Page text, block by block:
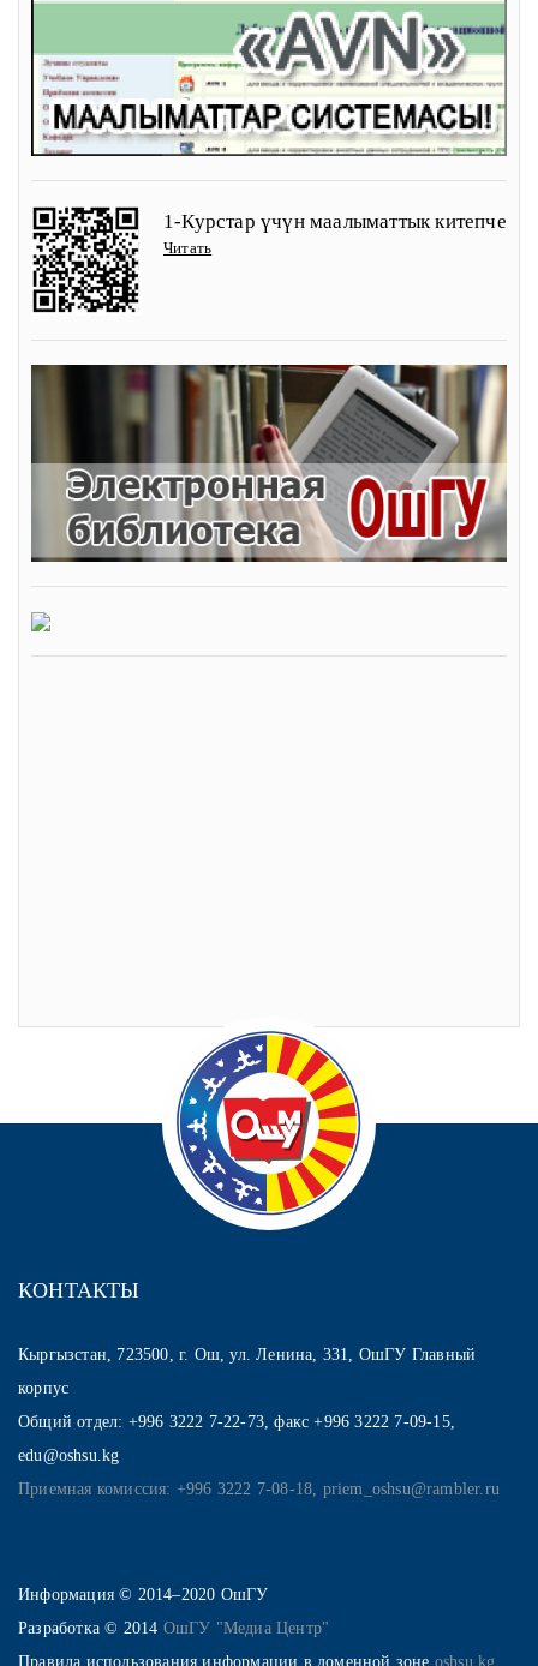
1-Курстар үчүн маалыматтык китепче
Читать
КОНТАКТЫ
Кыргызстан, 723500, г. Ош, ул. Ленина, 331, ОшГУ Главный
корпус
Общий отдел: +996 3222 7-22-73, факс +996 3222 7-09-15,
edu@oshsu.kg
Приемная комиссия: +996 3222 7-08-18, priem_oshsu@rambler.ru
Информация © 2014–2020 ОшГУ
Разработка © 2014 ОшГУ "Медиа Центр"
Правила использования информации в доменной зоне oshsu.kg